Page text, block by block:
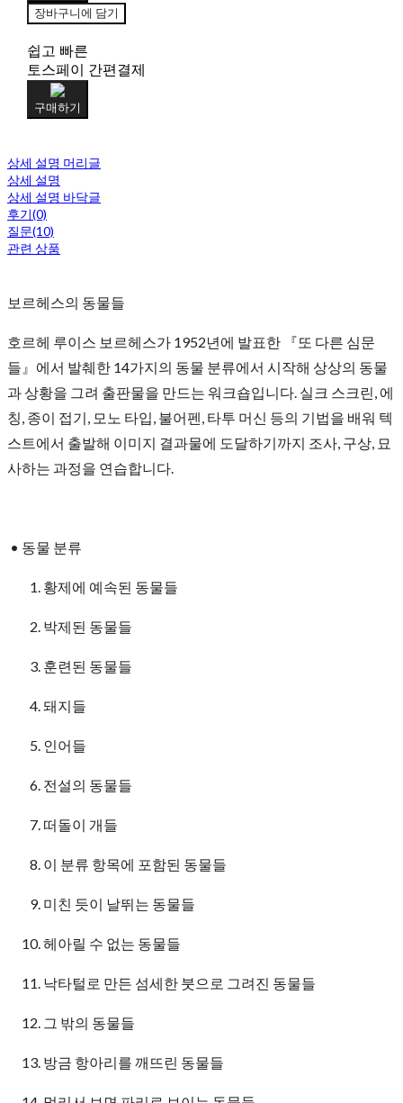
장바구니에 담기
쉽고 빠른
토스페이 간편결제
구매하기
상세 설명 머리글
상세 설명
상세 설명 바닥글
후기(0)
질문(10)
관련 상품
보르헤스의 동물들
호르헤 루이스 보르헤스가 1952년에 발표한 『또 다른 심문
들』에서 발췌한 14가지의 동물 분류에서 시작해 상상의 동물
과 상황을 그려 출판물을 만드는 워크숍입니다. 실크 스크린, 에
칭, 종이 접기, 모노 타입, 불어펜, 타투 머신 등의 기법을 배워 텍
스트에서 출발해 이미지 결과물에 도달하기까지 조사, 구상, 묘
사하는 과정을 연습합니다.
• 동물 분류
황제에 예속된 동물들
박제된 동물들
훈련된 동물들
돼지들
인어들
전설의 동물들
떠돌이 개들
이 분류 항목에 포함된 동물들
미친 듯이 날뛰는 동물들
헤아릴 수 없는 동물들
낙타털로 만든 섬세한 붓으로 그려진 동물들
그 밖의 동물들
방금 항아리를 깨뜨린 동물들